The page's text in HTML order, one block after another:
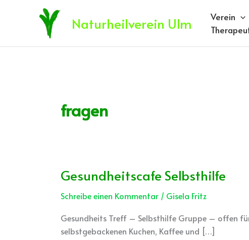
Naturheilverein Ulm Verein
fragen
Gesundheitscafe Selbsthilfe
Schreibe einen Kommentar / Gisela Fritz
Gesundheits Treff – Selbsthilfe Gruppe – offen
selbstgebackenen Kuchen, Kaffee und […]
Gesundheitscafe